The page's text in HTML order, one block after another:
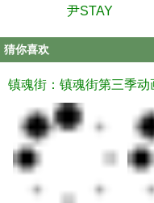
尹STAY
猜你喜欢
镇魂街：镇魂街第三季动